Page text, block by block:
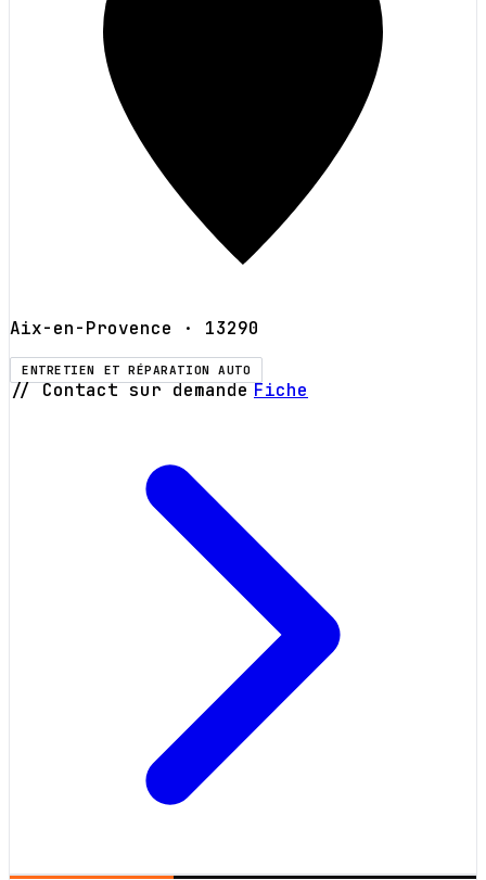
Aix-en-Provence · 13290
ENTRETIEN ET RÉPARATION AUTO
// Contact sur demande Fiche